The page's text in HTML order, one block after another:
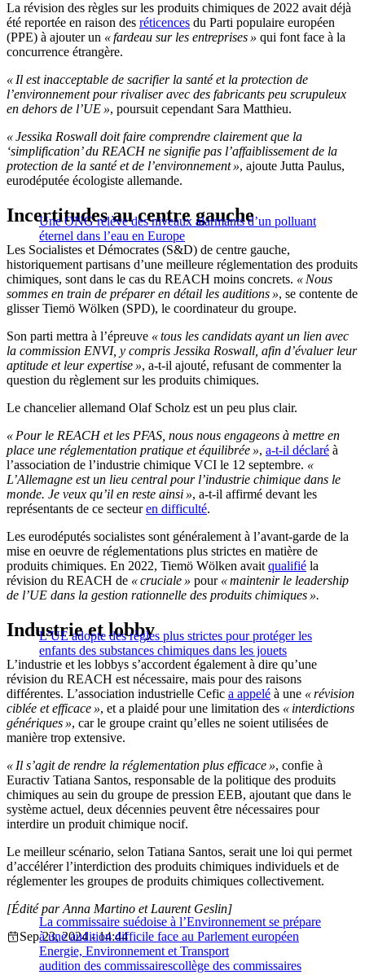
La révision des règles sur les produits chimiques de 2022 avait déjà
été reportée en raison des réticences du Parti populaire européen
(PPE) à ajouter un « fardeau sur les entreprises » qui font face à la
concurrence étrangère.
« Il est inacceptable de sacrifier la santé et la protection de
l’environnement pour rivaliser avec des fabricants peu scrupuleux
en dehors de l’UE », poursuit cependant Sara Matthieu.
« Jessika Roswall doit faire comprendre clairement que la
‘simplification’ du REACH ne signifie pas l’affaiblissement de la
protection de la santé et de l’environnement », ajoute Jutta Paulus,
eurodéputée écologiste allemande.
Une ONG relève des niveaux alarmants d’un polluant
éternel dans l’eau en Europe
Incertitudes au centre gauche
Les Socialistes et Démocrates (S&D) de centre gauche,
historiquement partisans d’une meilleure réglementation des produits
chimiques, sont dans le cas du REACH moins concrets. « Nous
sommes en train de préparer en détail les auditions », se contente de
glisser Tiemö Wölken (SPD), le coordinateur du groupe.
Son parti mettra à l’épreuve « tous les candidats ayant un lien avec
la commission ENVI, y compris Jessika Roswall, afin d’évaluer leur
aptitude et leur expertise », a-t-il ajouté, refusant de commenter la
question du règlement sur les produits chimiques.
Le chancelier allemand Olaf Scholz est un peu plus clair.
« Pour le REACH et les PFAS, nous nous engageons à mettre en
place une réglementation pratique et équilibrée », a-t-il déclaré à
l’association de l’industrie chimique VCI le 12 septembre. «
L’Allemagne est un lieu central pour l’industrie chimique dans le
monde. Je veux qu’il en reste ainsi », a-t-il affirmé devant les
représentants de ce secteuren difficulté.
Les eurodéputés socialistes sont généralement à l’avant-garde de la
mise en oeuvre de réglementations plus strictes en matière de
produits chimiques. En 2022, Tiemö Wölken avait qualifié la
révision du REACH de « cruciale » pour « maintenir le leadership
de l’UE dans la gestion rationnelle des produits chimiques ».
L’UE adopte des règles plus strictes pour protéger les
enfants des substances chimiques dans les jouets
Industrie et lobby
L’industrie et les lobbys s’accordent également à dire qu’une
révision du REACH est nécessaire, mais pour des raisons
différentes. L’association industrielle Cefic a appelé à une « révision
ciblée et efficace », et a plaidé pour une limitation des « interdictions
génériques », car le groupe craint qu’elles ne soient utilisées de
manière trop extensive.
« Il s’agit de rendre la réglementation plus efficace », confie à
Euractiv Tatiana Santos, responsable de la politique des produits
chimiques au sein du groupe de pression EEB, ajoutant que dans le
système actuel, deux décennies peuvent être nécessaires pour
interdire un produit chimique nocif.
Le meilleur scénario, selon Tatiana Santos, serait une loi qui permet
d’accélérer l’interdiction des produits chimiques individuels et de
réglementer les groupes de produits chimiques collectivement.
La commissaire suédoise à l’Environnement se prépare
à une audition difficile face au Parlement européen
[Édité par Anna Martino et Laurent Geslin]
Sep 23, 2024 - 14:44
Energie, Environnement et Transport
audition des commissairescollège des commissaires